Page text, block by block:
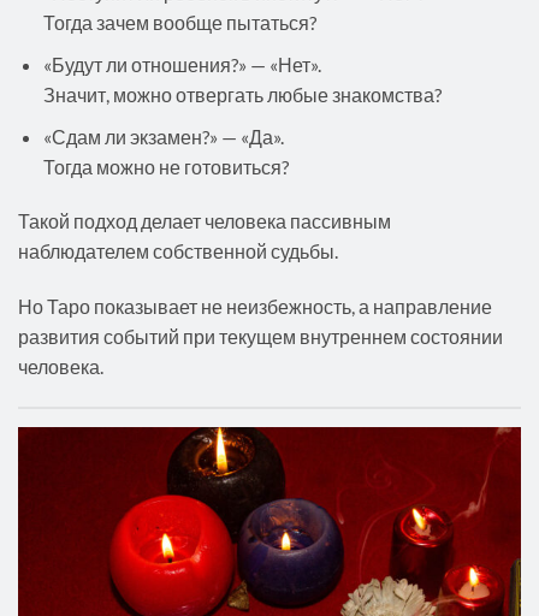
Тогда зачем вообще пытаться?
«Будут ли отношения?» — «Нет».
Значит, можно отвергать любые знакомства?
«Сдам ли экзамен?» — «Да».
Тогда можно не готовиться?
Такой подход делает человека пассивным
наблюдателем собственной судьбы.
Но Таро показывает не неизбежность, а направление
развития событий при текущем внутреннем состоянии
человека.